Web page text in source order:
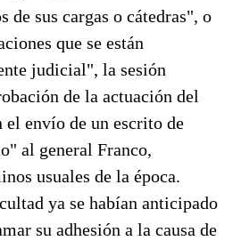
de sus cargas o cátedras", o
que se están
judicial", la sesión
de la actuación del
envío de un escrito de
al general Franco,
usuales de la época.
ya se habían anticipado
su adhesión a la causa de